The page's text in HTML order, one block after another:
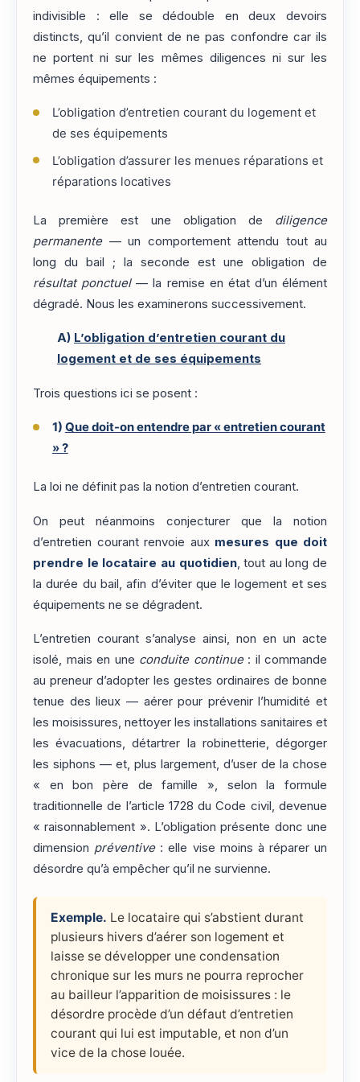
indivisible : elle se dédouble en deux devoirs
distincts, qu’il convient de ne pas confondre car ils
ne portent ni sur les mêmes diligences ni sur les
mêmes équipements :
L’obligation d’entretien courant du logement et
de ses équipements
L’obligation d’assurer les menues réparations et
réparations locatives
La première est une obligation de diligence
permanente— un comportement attendu tout au
long du bail ; la seconde est une obligation de
résultat ponctuel— la remise en état d’un élément
dégradé. Nous les examinerons successivement.
A) L’obligation d’entretien courant du
logement et de ses équipements
Trois questions ici se posent :
1) Que doit-on entendre par « entretien courant
» ?
La loi ne définit pas la notion d’entretien courant.
On peut néanmoins conjecturer que la notion
d’entretien courant renvoie aux mesures que doit
prendre le locataire au quotidien, tout au long de
la durée du bail, afin d’éviter que le logement et ses
équipements ne se dégradent.
L’entretien courant s’analyse ainsi, non en un acte
isolé, mais en une conduite continue: il commande
au preneur d’adopter les gestes ordinaires de bonne
tenue des lieux — aérer pour prévenir l’humidité et
les moisissures, nettoyer les installations sanitaires et
les évacuations, détartrer la robinetterie, dégorger
les siphons — et, plus largement, d’user de la chose
« en bon père de famille », selon la formule
traditionnelle de l’article 1728 du Code civil, devenue
« raisonnablement ». L’obligation présente donc une
dimension préventive: elle vise moins à réparer un
désordre qu’à empêcher qu’il ne survienne.
Exemple. Le locataire qui s’abstient durant
plusieurs hivers d’aérer son logement et
laisse se développer une condensation
chronique sur les murs ne pourra reprocher
au bailleur l’apparition de moisissures : le
désordre procède d’un défaut d’entretien
courant qui lui est imputable, et non d’un
vice de la chose louée.